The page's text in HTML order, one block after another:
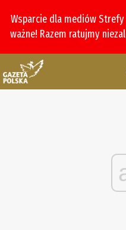
Wsparcie dla mediów
ważne! Razem ratujmy